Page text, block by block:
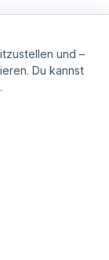
und –
Du kannst